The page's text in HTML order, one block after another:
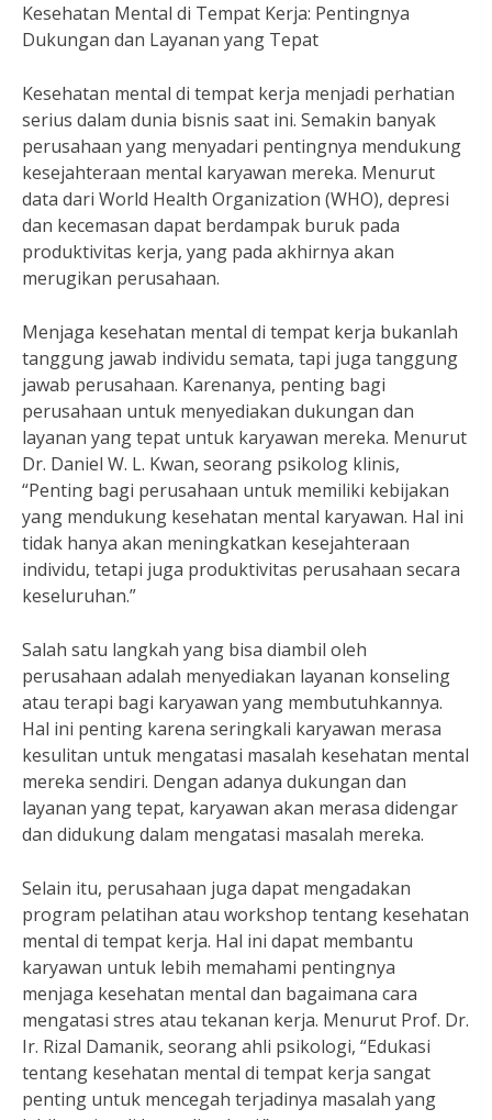
Kesehatan Mental di Tempat Kerja: Pentingnya
Dukungan dan Layanan yang Tepat
Kesehatan mental di tempat kerja menjadi perhatian
serius dalam dunia bisnis saat ini. Semakin banyak
perusahaan yang menyadari pentingnya mendukung
kesejahteraan mental karyawan mereka. Menurut
data dari World Health Organization (WHO), depresi
dan kecemasan dapat berdampak buruk pada
produktivitas kerja, yang pada akhirnya akan
merugikan perusahaan.
Menjaga kesehatan mental di tempat kerja bukanlah
tanggung jawab individu semata, tapi juga tanggung
jawab perusahaan. Karenanya, penting bagi
perusahaan untuk menyediakan dukungan dan
layanan yang tepat untuk karyawan mereka. Menurut
Dr. Daniel W. L. Kwan, seorang psikolog klinis,
“Penting bagi perusahaan untuk memiliki kebijakan
yang mendukung kesehatan mental karyawan. Hal ini
tidak hanya akan meningkatkan kesejahteraan
individu, tetapi juga produktivitas perusahaan secara
keseluruhan.”
Salah satu langkah yang bisa diambil oleh
perusahaan adalah menyediakan layanan konseling
atau terapi bagi karyawan yang membutuhkannya.
Hal ini penting karena seringkali karyawan merasa
kesulitan untuk mengatasi masalah kesehatan mental
mereka sendiri. Dengan adanya dukungan dan
layanan yang tepat, karyawan akan merasa didengar
dan didukung dalam mengatasi masalah mereka.
Selain itu, perusahaan juga dapat mengadakan
program pelatihan atau workshop tentang kesehatan
mental di tempat kerja. Hal ini dapat membantu
karyawan untuk lebih memahami pentingnya
menjaga kesehatan mental dan bagaimana cara
mengatasi stres atau tekanan kerja. Menurut Prof. Dr.
Ir. Rizal Damanik, seorang ahli psikologi, “Edukasi
tentang kesehatan mental di tempat kerja sangat
penting untuk mencegah terjadinya masalah yang